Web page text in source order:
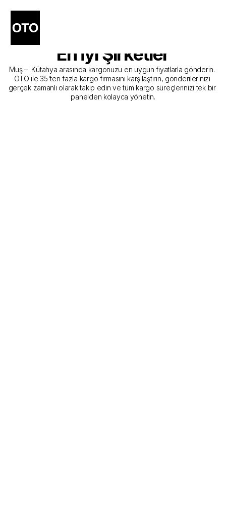
Muş - Kütahya Kargo
Gönderim Hizmeti Sunan
En İyi Şirketler
Muş –  Kütahya arasında kargonuzu en uygun fiyatlarla gönderin.
OTO ile 35'ten fazla kargo firmasını karşılaştırın, gönderilerinizi
gerçek zamanlı olarak takip edin ve tüm kargo süreçlerinizi tek bir
panelden kolayca yönetin.